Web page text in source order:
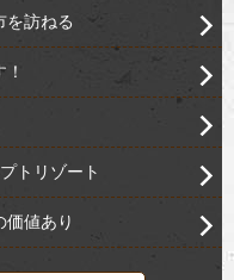
を訪ねる
トリゾート
価値あり